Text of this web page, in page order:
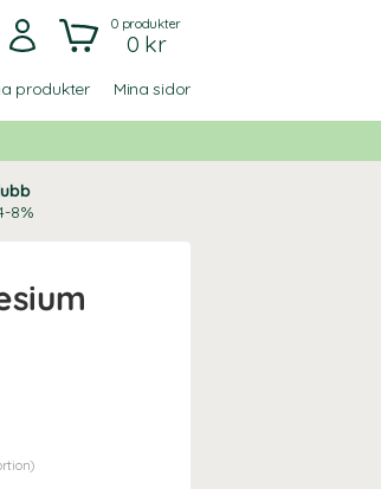
0produkter
0 kr
produkter Mina sidor
8%